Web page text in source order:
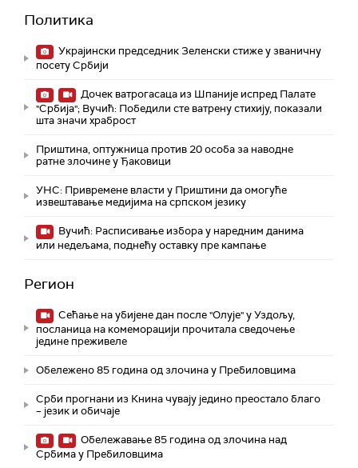
Политика
Украјински председник Зеленски стиже у званичну
посету Србији
Дочек ватрогасаца из Шпаније испред Палате
"Србија"; Вучић: Победили сте ватрену стихију, показали
шта значи храброст
Приштина, оптужница против 20 особа за наводне
ратне злочине у Ђаковици
УНС: Привремене власти у Приштини да омогуће
извештавање медијима на српском језику
Вучић: Расписивање избора у наредним данима
или недељама, поднећу оставку пре кампање
Регион
Сећање на убијене дан после "Олује" у Уздољу,
посланица на комеморацији прочитала сведочење
једине преживеле
Обележено 85 година од злочина у Пребиловцима
Срби прогнани из Книна чувају једино преостало благо
– језик и обичаје
Обележавање 85 година од злочина над
Србима у Пребиловцима